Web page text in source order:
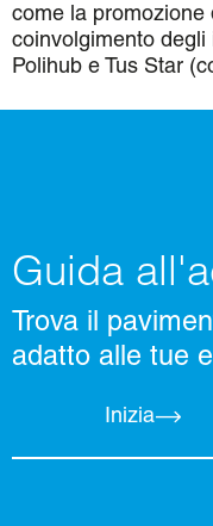
come la promozione
coinvolgimento
Polihub e Tus Star
Guida
Trova il
adatto alle tue
Inizia